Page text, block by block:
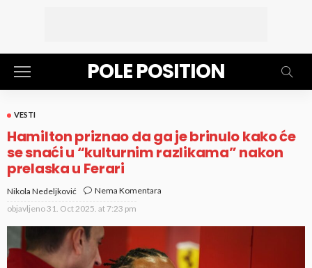
POLE POSITION
VESTI
Hamilton priznao da ga je brinulo kako će
se snaći u “kulturnim razlikama” nakon
prelaska u Ferari
Nikola Nedeljković
Nema Komentara
objavljeno31. Oct 2025. at 7:23 pm